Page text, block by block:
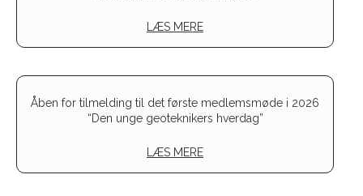
LÆS MERE
Åben for tilmelding til det første medlemsmøde i 2026
“Den unge geoteknikers hverdag”
LÆS MERE